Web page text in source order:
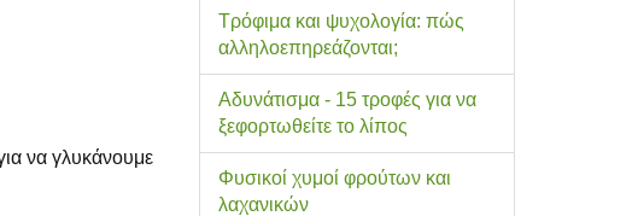
να γλυκάνουμε
Τρόφιμα και ψυχολογία: πώς
αλληλοεπηρεάζονται;
Αδυνάτισμα - 15 τροφές για να
ξεφορτωθείτε το λίπος
Φυσικοί χυμοί φρούτων και
λαχανικών